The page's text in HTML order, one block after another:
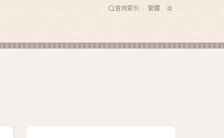
查询索引 繁體